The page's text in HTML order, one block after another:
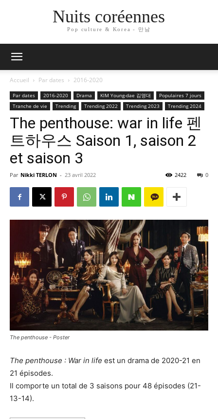
Nuits coréennes
Pop culture & Korea - 만남
Accueil Par dates 2016-2020
Par dates 2016-2020 Drama KIM Young-dae 김영대
Populaires 7 jours
Tranche de vie
Trending Trending 2022 Trending 2023 Trending 2024
The penthouse: war in life 펜
트하우스 Saison 1, saison 2
et saison 3
Par Nikki TERLON - 23 avril 2022 0
2422
The penthouse - Poster
The penthouse : War in life est un drama de 2020-21 en
21 épisodes.
Il comporte un total de 3 saisons pour 48 épisodes (21-
13-14).